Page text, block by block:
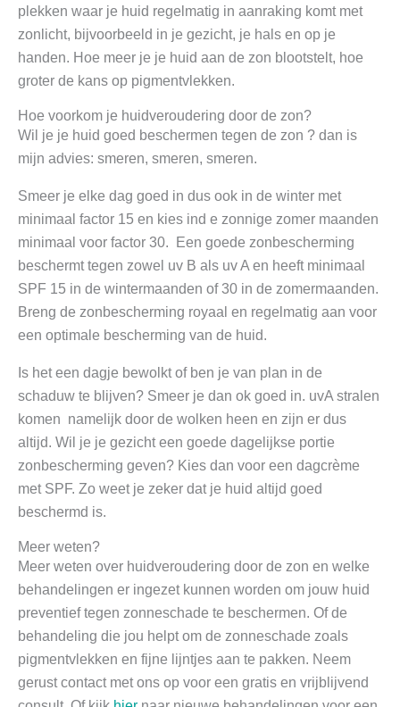
plekken waar je huid regelmatig in aanraking komt met
zonlicht, bijvoorbeeld in je gezicht, je hals en op je
handen. Hoe meer je je huid aan de zon blootstelt, hoe
groter de kans op pigmentvlekken.
Hoe voorkom je huidveroudering door de zon?
Wil je je huid goed beschermen tegen de zon ? dan is
mijn advies: smeren, smeren, smeren.
Smeer je elke dag goed in dus ook in de winter met
minimaal factor 15 en kies ind e zonnige zomer maanden
minimaal voor factor 30. Een goede zonbescherming
beschermt tegen zowel uv B als uv A en heeft minimaal
SPF 15 in de wintermaanden of 30 in de zomermaanden.
Breng de zonbescherming royaal en regelmatig aan voor
een optimale bescherming van de huid.
Is het een dagje bewolkt of ben je van plan in de
schaduw te blijven? Smeer je dan ok goed in. uvA stralen
komen namelijk door de wolken heen en zijn er dus
altijd. Wil je je gezicht een goede dagelijkse portie
zonbescherming geven? Kies dan voor een dagcrème
met SPF. Zo weet je zeker dat je huid altijd goed
beschermd is.
Meer weten?
Meer weten over huidveroudering door de zon en welke
behandelingen er ingezet kunnen worden om jouw huid
preventief tegen zonneschade te beschermen. Of de
behandeling die jou helpt om de zonneschade zoals
pigmentvlekken en fijne lijntjes aan te pakken. Neem
gerust contact met ons op voor een gratis en vrijblijvend